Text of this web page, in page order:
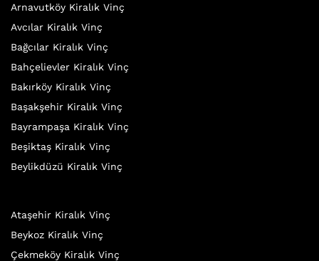
Arnavutköy Kiralık Vinç
Avcılar Kiralık Vinç
Bağcılar Kiralık Vinç
Bahçelievler Kiralık Vinç
Bakırköy Kiralık Vinç
Başakşehir Kiralık Vinç
Bayrampaşa Kiralık Vinç
Beşiktaş Kiralık Vinç
Beylikdüzü Kiralık Vinç
Ataşehir Kiralık Vinç
Beykoz Kiralık Vinç
Çekmeköy Kiralık Vinç